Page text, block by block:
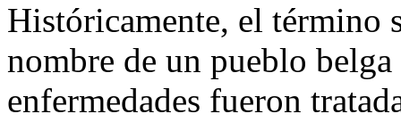
Históricamente, el término
nombre de un pueblo
enfermedades fueron